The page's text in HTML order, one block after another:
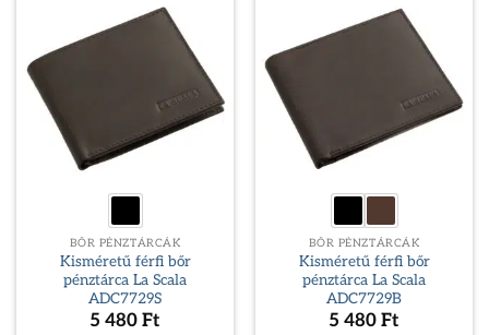
BŐR PÉNZTÁRCÁK
Kisméretű férfi bőr
pénztárca La Scala
ADC7729S
5 480 Ft
BŐR PÉNZTÁRCÁK
Kisméretű férfi bőr
pénztárca La Scala
ADC7729B
5 480 Ft